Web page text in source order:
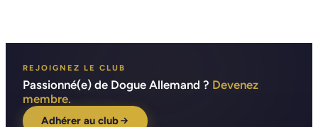
REJOIGNEZ LE CLUB
Passionné(e) de Dogue Allemand ? Devenez
membre.
Adhérer au club